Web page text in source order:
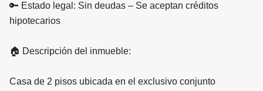
🔑 Estado legal: Sin deudas – Se aceptan créditos
hipotecarios
🏠 Descripción del inmueble:
Casa de 2 pisos ubicada en el exclusivo conjunto